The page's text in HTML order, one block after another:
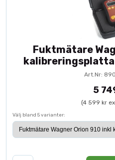
Fuktmätare
kalibreringsplatta
Art.Nr:
5
(4 599 kr
Välj bland 5 varianter: